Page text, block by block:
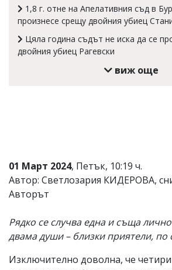
тях!
откриете
обиден
1,8 г. отне на Апелативния съд в
произнесе срещу двойния убиец
Цяла година съдът не иска да се
двойния убиец Рагевски
виж още
01 Март 2024, Петък, 10:19 ч.
Автор: Светлозария КИДЕРОВА,
Авторът
Рядко се случва една и съща
двама души – близки приятели, по
Изключително доволна, че